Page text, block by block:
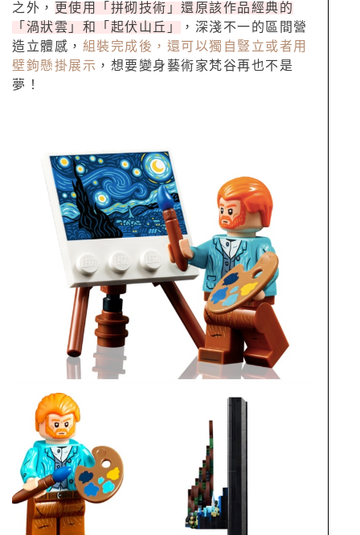
之外，
更使用「拼砌技術」還原該作品經典的
「渦狀雲」和「起伏山丘」
，深淺不一的區間營
造立體感， 組裝完成後，還可以獨自豎立或者用
壁鉤懸掛展示 ，想要變身藝術家梵谷再也不是
夢！